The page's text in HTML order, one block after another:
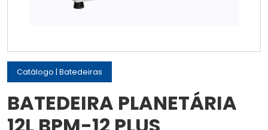
Catálogo | Batedeiras
BATEDEIRA PLANETÁRIA